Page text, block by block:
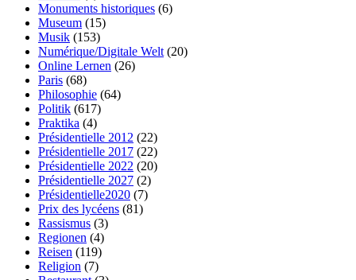
Monuments historiques (6)
Museum (15)
Musik (153)
Numérique/Digitale Welt (20)
Online Lernen (26)
Paris (68)
Philosophie (64)
Politik (617)
Praktika (4)
Présidentielle 2012 (22)
Présidentielle 2017 (22)
Présidentielle 2022 (20)
Présidentielle 2027 (2)
Présidentielle2020 (7)
Prix des lycéens (81)
Rassismus (3)
Regionen (4)
Reisen (119)
Religion (7)